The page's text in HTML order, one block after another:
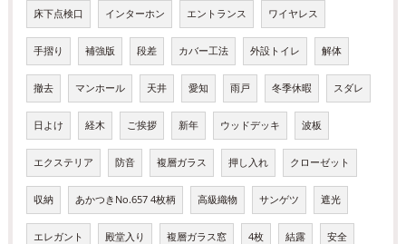
床下点検口 インターホン エントランス ワイヤレス
手摺り 補強版 段差 カバー工法 外設トイレ 解体
撤去 マンホール 天井 愛知 雨戸 冬季休暇 スダレ
日よけ 経木 ご挨拶 新年 ウッドデッキ 波板
エクステリア 防音 複層ガラス 押し入れ クローゼット
収納 あかつきNo.657 4枚柄 高級織物 サンゲツ 遮光
エレガント 殿堂入り 複層ガラス窓 4枚 結露 安全